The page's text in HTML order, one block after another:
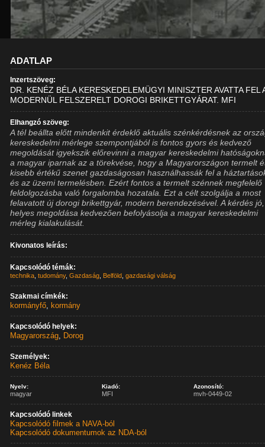
ADATLAP
Inzertszöveg:
DR. KENÉZ BÉLA KERESKEDELEMÜGYI MINISZTER AVATTA FEL
MODERNÜL FELSZERELT DOROGI BRIKETTGYÁRAT. MFI
Elhangzó szöveg:
A tél beállta előtt mindenkit érdeklő aktuális szénkérdésnek az
kereskedelmi mérlege szempontjából is fontos gyors és kedvező
megoldását igyekszik előrevinni a magyar kereskedelmi
a magyar iparnak az a törekvése, hogy a Magyarországon termelt
kisebb értékű szenet gazdaságosan használhassák fel a
és az üzemi termelésben. Ezért fontos a termelt szénnek megfelelő
feldolgozásba való forgalomba hozatala. Ezt a célt szolgálja a most
felavatott új dorogi brikettgyár, modern berendezésével. A kérdés
helyes megoldása kedvezően befolyásolja a magyar kereskedelmi
mérleg kialakulását.
Kivonatos leírás:
Kapcsolódó témák:
technika ,tudomány,Gazdaság Belföld ,gazdasági válság
Szakmai címkék:
kormányfő, kormány
Kapcsolódó helyek:
Magyarország, Dorog
Személyek:
Kenéz Béla
Nyelv:
magyar
Kiadó:
MFI
Azonosító:
mvh-0449-02
Kapcsolódó linkek
Kapcsolódó filmek a NAVA-ból
Kapcsolódó dokumentumok az NDA-ból